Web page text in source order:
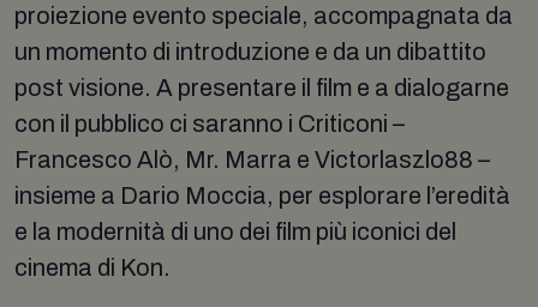
proiezione evento speciale, accompagnata da
un momento di introduzione e da un dibattito
post visione. A presentare il film e a dialogarne
con il pubblico ci saranno i Criticoni –
Francesco Alò, Mr. Marra e Victorlaszlo88 –
insieme a Dario Moccia, per esplorare l’eredità
e la modernità di uno dei film più iconici del
cinema di Kon.